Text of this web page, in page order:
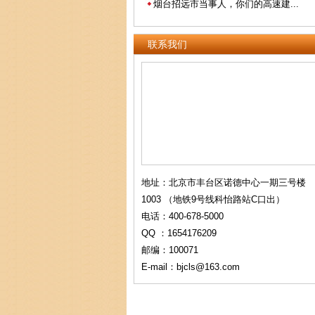
烟台招远市当事人，你们的高速建...
联系我们
地址：北京市丰台区诺德中心一期三号楼
1003 （地铁9号线科怡路站C口出）
电话：400-678-5000
QQ ：1654176209
邮编：100071
E-mail：bjcls@163.com